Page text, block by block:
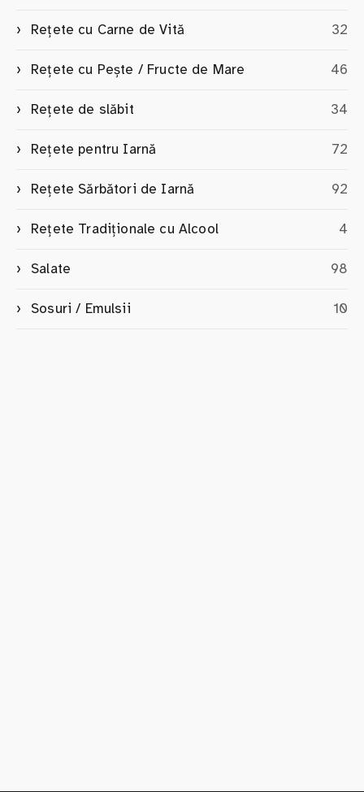
Rețete cu Carne de Vită 32
Rețete cu Pește / Fructe de Mare 46
Rețete de slăbit 34
Rețete pentru Iarnă 72
Rețete Sărbători de Iarnă 92
Rețete Tradiționale cu Alcool 4
Salate 98
Sosuri / Emulsii 10